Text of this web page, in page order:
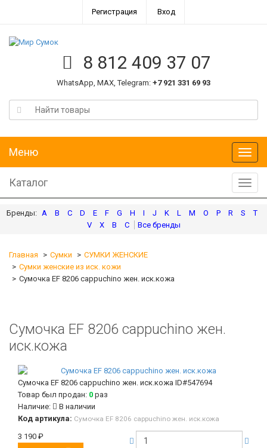
Регистрация Вход
8 812 409 37 07
WhatsApp, MAX, Telegram: +7 921 331 69 93
Меню
Меню
Каталог
A B C D E F G H I J K L M O P R S
T
V
X В С
Главная Сумки
СУМКИ ЖЕНСКИЕ
Сумки женские из иск. кожи
Сумочка EF 8206 cappuchino жен. иск.кожа
Сумочка EF 8206 cappuchino жен.
иск.кожа
Сумочка EF 8206 cappuchino жен. иск.кожа ID#547694
Товар был продан: 0 раз
Наличие:
В наличии
Код артикула: Сумочка EF 8206 cappuchino жен. иск.кожа
3 190 ₽